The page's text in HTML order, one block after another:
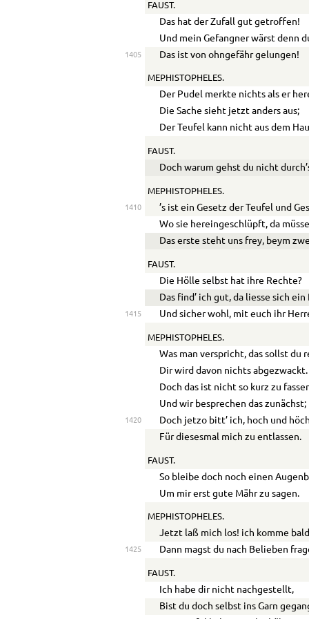
FAUST.
Das hat der Zufall gut getroffen!
Und mein Gefangner wärst denn
1405 Das ist von ohngefähr gelungen!
MEPHISTOPHELES.
Der Pudel merkte nichts als er
Die Sache sieht jetzt anders aus;
Der Teufel kann nicht aus dem
FAUST.
Doch warum gehst du nicht
MEPHISTOPHELES.
1410
’s ist ein Gesetz der Teufel und
Wo sie hereingeschlüpft, da
Das erste steht uns frey, beym
FAUST.
Die Hölle selbst hat ihre Rechte?
Das find’ ich gut, da liesse sich ein
1415 Und sicher wohl, mit euch ihr
MEPHISTOPHELES.
Was man verspricht, das sollst du
Dir wird davon nichts abgezwackt.
Doch das ist nicht so kurz zu
Und wir besprechen das zunächst;
1420
Doch jetzo bitt’ ich, hoch und
Für diesesmal mich zu entlassen.
FAUST.
So bleibe doch noch einen
Um mir erst gute Mähr zu sagen.
MEPHISTOPHELES.
Jetzt laß mich los! ich komme
1425 Dann magst du nach Belieben
FAUST.
Ich habe dir nicht nachgestellt,
Bist du doch selbst ins Garn